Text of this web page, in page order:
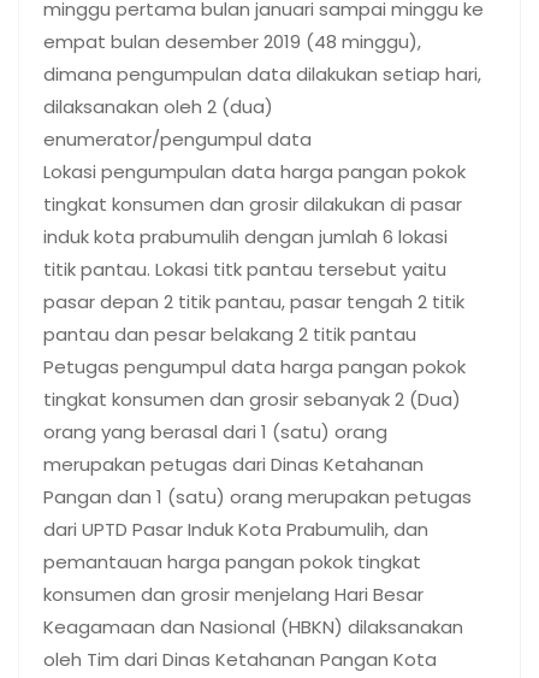
minggu pertama bulan januari sampai minggu ke
empat bulan desember 2019 (48 minggu),
dimana pengumpulan data dilakukan setiap hari,
dilaksanakan oleh 2 (dua)
enumerator/pengumpul data
Lokasi pengumpulan data harga pangan pokok
tingkat konsumen dan grosir dilakukan di pasar
induk kota prabumulih dengan jumlah 6 lokasi
titik pantau. Lokasi titk pantau tersebut yaitu
pasar depan 2 titik pantau, pasar tengah 2 titik
pantau dan pesar belakang 2 titik pantau
Petugas pengumpul data harga pangan pokok
tingkat konsumen dan grosir sebanyak 2 (Dua)
orang yang berasal dari 1 (satu) orang
merupakan petugas dari Dinas Ketahanan
Pangan dan 1 (satu) orang merupakan petugas
dari UPTD Pasar Induk Kota Prabumulih, dan
pemantauan harga pangan pokok tingkat
konsumen dan grosir menjelang Hari Besar
Keagamaan dan Nasional (HBKN) dilaksanakan
oleh Tim dari Dinas Ketahanan Pangan Kota